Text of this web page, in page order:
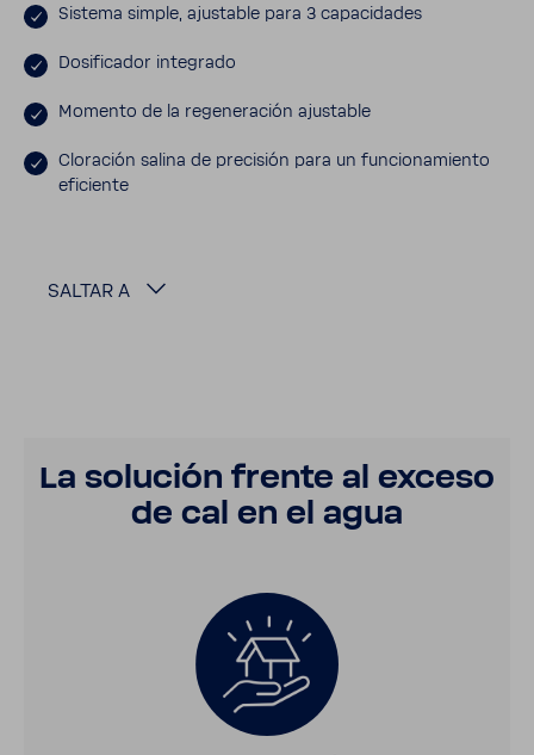
Sistema simple, ajus­table para 3 capa­ci­dades
Dosi­fi­cador inte­grado
Momento de la rege­ne­ra­ción ajus­table
Clora­ción salina de preci­sión para un funcio­na­miento
eficiente
SALTAR A
La solu­ción frente al exceso
de cal en el agua